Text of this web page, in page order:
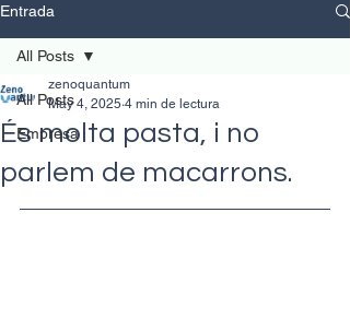
Entrada
All Posts
Empresa
All Posts
És molta pasta, i no
parlem de macarrons.
zenoquantum
May 4, 2025 4 min de lectura